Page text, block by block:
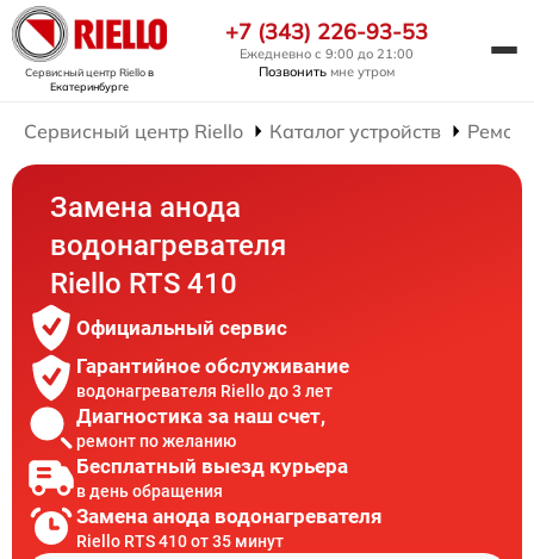
Сервисный центр Rielloв
Екатеринбурге
+7 (343) 226-93-53
Ежедневно с 9:00 до 21:00
Позвонить мне утром
Сервисный центр Riello Каталог устройств
Замена анода
водонагревателя
Riello RTS 410
Официальный сервис
Гарантийное обслуживание
водонагревателя Riello до 3 лет
Диагностика за наш счет,
ремонт по желанию
Бесплатный выезд курьера
в день обращения
Замена анода водонагревателя
Riello RTS 410 от 35 минут